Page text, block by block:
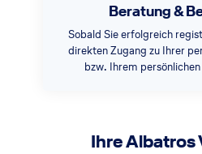
Beratung &
Sobald Sie erfolgreich
direkten Zugang zu Ihrer
bzw. Ihrem
Ihre Albatros